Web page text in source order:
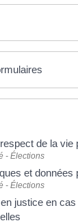
de la vie
- Élections
et données
- Élections
justice en